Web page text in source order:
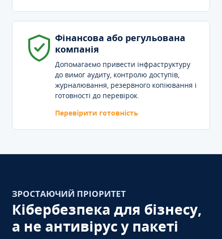
Фінансова або регульована
компанія
Допомагаємо привести інфраструктуру
до вимог аудиту, контролю доступів,
журналювання, резервного копіювання і
готовності до перевірок.
Перевірити готовність
ЗРОСТАЮЧИЙ ПРІОРИТЕТ
Кібербезпека для бізнесу,
а не антивірус у пакеті